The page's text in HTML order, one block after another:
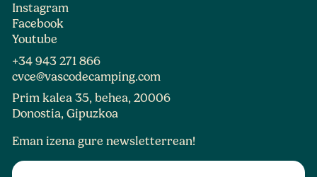
Instagram
Facebook
Youtube
+34 943 271 866
cvce@vascodecamping.com
Prim kalea 35, behea, 20006
Donostia, Gipuzkoa
Eman izena gure newsletterrean!